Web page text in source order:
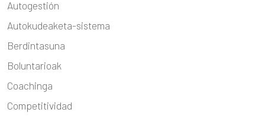
Autogestión
Autokudeaketa-sistema
Berdintasuna
Boluntarioak
Coachinga
Competitividad